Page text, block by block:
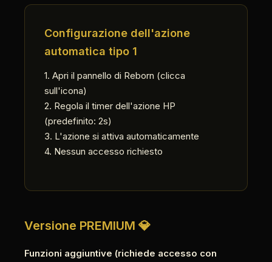
Configurazione dell'azione
automatica tipo 1
1. Apri il pannello di Reborn (clicca
sull'icona)
2. Regola il timer dell'azione HP
(predefinito: 2s)
3. L'azione si attiva automaticamente
4. Nessun accesso richiesto
Versione PREMIUM 💎
Funzioni aggiuntive (richiede accesso con